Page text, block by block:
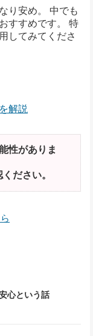
り安め。 中でも
すすめです。 特
してみてくださ
解説
性がありま
ださい。
心という話